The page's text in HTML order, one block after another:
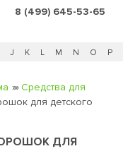
8 (499) 645-53-65
J K L M N O P
Средства для
для детского
ДЛЯ